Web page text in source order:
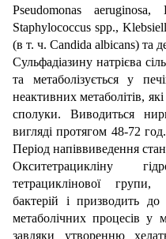
Pseudomonas
Staphylococcus spp.,
(в т. ч. Candida albicans) та
Сульфадіазину натрієва
та метаболізується у
неактивних метаболітів,
сполуки. Виводиться
вигляді протягом 48-72
Період напіввиведення
Окситетрацикліну
тетрациклінової
бактерій і призводить
метаболічних процесів у
завдяки утворенню